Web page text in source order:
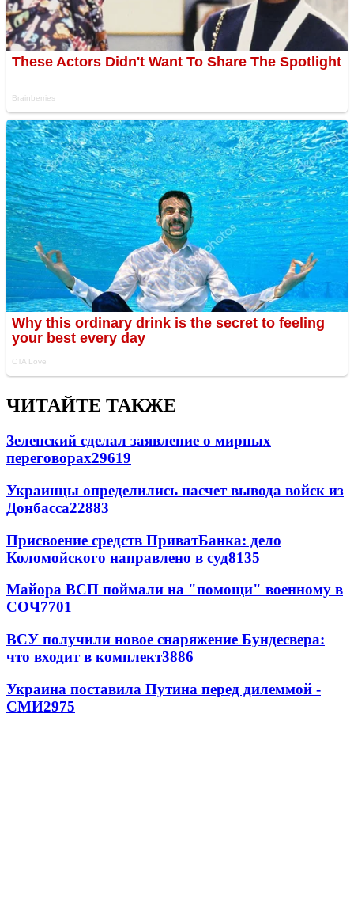
ЧИТАЙТЕ ТАКЖЕ
Зеленский сделал заявление о мирных
переговорах29619
Украинцы определились насчет вывода войск из
Донбасса22883
Присвоение средств ПриватБанка: дело
Коломойского направлено в суд8135
Майора ВСП поймали на "помощи" военному в
СОЧ7701
ВСУ получили новое снаряжение Бундесвера:
что входит в комплект3886
Украина поставила Путина перед дилеммой -
СМИ2975